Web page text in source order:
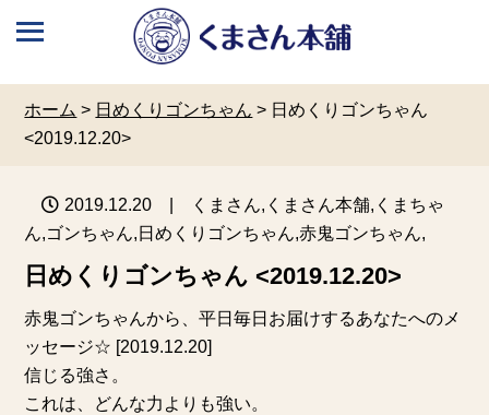
ホーム > 日めくりゴンちゃん > 日めくりゴンちゃん
<2019.12.20>
2019.12.20 | くまさん,くまさん本舗,くまちゃ
ん,ゴンちゃん,日めくりゴンちゃん,赤鬼ゴンちゃん,
日めくりゴンちゃん <2019.12.20>
赤鬼ゴンちゃんから、平日毎日お届けするあなたへのメ
ッセージ☆ [2019.12.20]
信じる強さ。
これは、どんな力よりも強い。